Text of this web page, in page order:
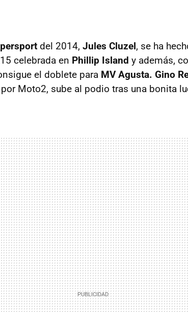
del 2014, Jules Cluzel, se ha
celebrada en Phillip Island y además,
el doblete para MV Agusta. Gino
Moto2, sube al podio tras una bonita